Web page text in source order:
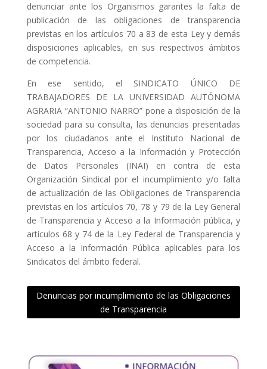
denunciar ante los Organismos garantes la falta de
publicación de las obligaciones de transparencia
previstas en los artículos 70 a 83 de esta Ley y demás
disposiciones aplicables, en sus respectivos ámbitos
de competencia.
En ese sentido, el SINDICATO ÚNICO DE
TRABAJADORES DE LA UNIVERSIDAD AUTÓNOMA
AGRARIA “ANTONIO NARRO” pone a disposición de la
sociedad para su consulta, las denuncias presentadas
por los ciudadanos ante el Instituto Nacional de
Transparencia, Acceso a la Información y Protección
de Datos Personales (INAI) en contra de esta
Organización Sindical por el incumplimiento y/o falta
de actualización de las Obligaciones de Transparencia
previstas en los artículos 70, 78 y 79 de la Ley General
de Transparencia y Acceso a la Información pública, y
artículos 68 y 74 de la Ley Federal de Transparencia y
Acceso a la Información Pública aplicables para los
Sindicatos del ámbito federal.
Denuncias por incumplimiento de las Obligaciones
de Transparencia